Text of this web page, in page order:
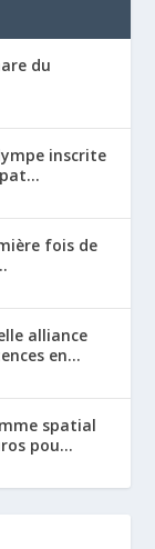
du
inscrite
fois de
alliance
en...
spatial
pou...